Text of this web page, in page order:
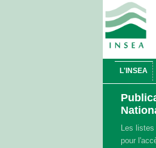
L'INSEA
Les
pour